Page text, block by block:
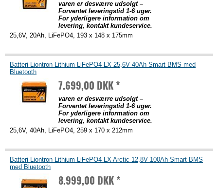
varen er desværre udsolgt –
Forventet leveringstid 1-6 uger.
For yderligere information om
levering, kontakt kundeservice.
25,6V, 20Ah, LiFePO4, 193 x 148 x 175mm
Batteri Liontron Lithium LiFePO4 LX 25,6V 40Ah Smart BMS med
Bluetooth
7.699,00 DKK *
varen er desværre udsolgt –
Forventet leveringstid 1-6 uger.
For yderligere information om
levering, kontakt kundeservice.
25,6V, 40Ah, LiFePO4, 259 x 170 x 212mm
Batteri Liontron Lithium LiFePO4 LX Arctic 12,8V 100Ah Smart BMS
med Bluetooth
8.999,00 DKK *